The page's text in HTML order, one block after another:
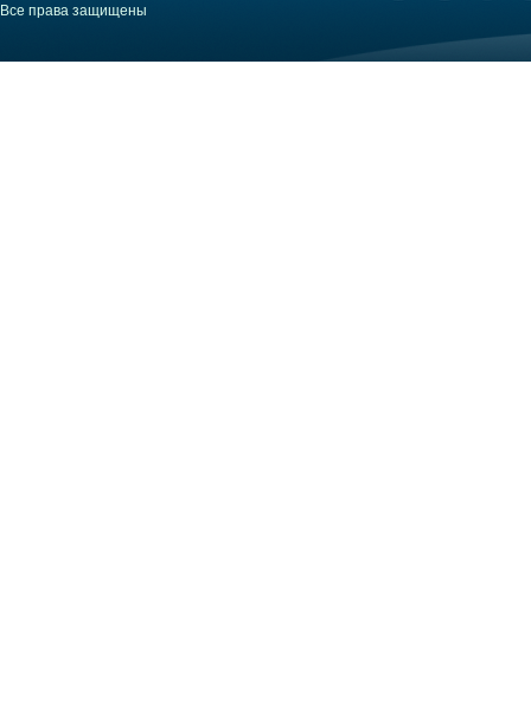
Все права защищены